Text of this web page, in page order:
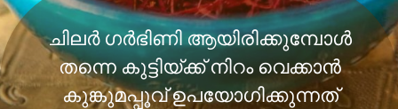
ചിലര്‍ ഗര്‍ഭിണി ആയിരിക്കുമ്പോള്‍
തന്നെ കുട്ടിയ്ക്ക് നിറം വെക്കാന്‍
കുങ്കുമപ്പൂവ് ഉപയോഗിക്കുന്നത്